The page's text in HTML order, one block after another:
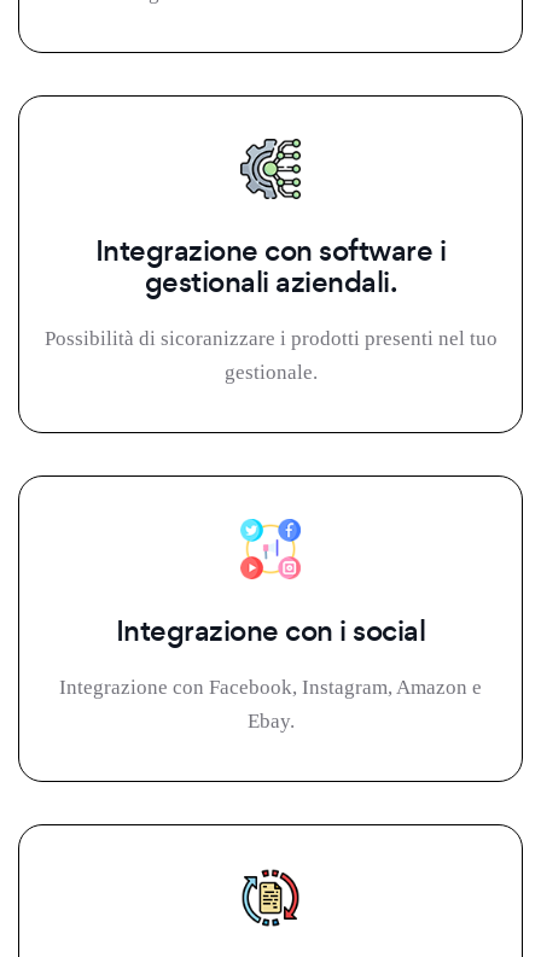
Integrazione con software i
gestionali aziendali.
Possibilità di sicoranizzare i prodotti presenti nel tuo
gestionale.
Integrazione con i social
Integrazione con Facebook, Instagram, Amazon e
Ebay.